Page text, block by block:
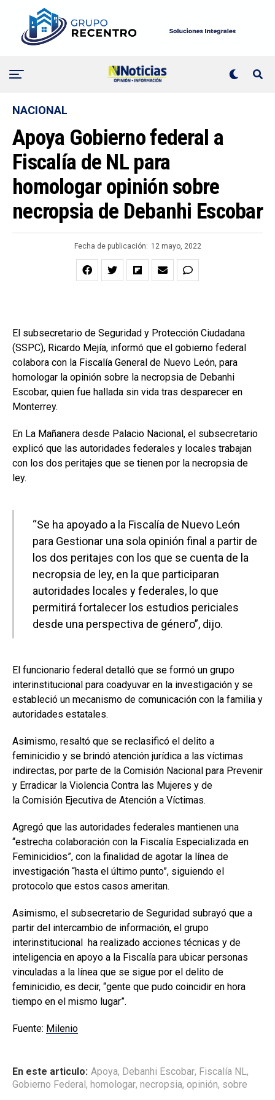
NACIONAL
Apoya Gobierno federal a
Fiscalía de NL para
homologar opinión sobre
necropsia de Debanhi Escobar
Fecha de publicación: 12 mayo, 2022
El subsecretario de Seguridad y Protección Ciudadana
(SSPC), Ricardo Mejía, informó que el gobierno federal
colabora con la Fiscalía General de Nuevo León, para
homologar la opinión sobre la necropsia de Debanhi
Escobar, quien fue hallada sin vida tras desparecer en
Monterrey.
En La Mañanera desde Palacio Nacional, el subsecretario
explicó que las autoridades federales y locales trabajan
con los dos peritajes que se tienen por la necropsia de
ley.
“Se ha apoyado a la Fiscalía de Nuevo León
para Gestionar una sola opinión final a partir de
los dos peritajes con los que se cuenta de la
necropsia de ley, en la que participaran
autoridades locales y federales, lo que
permitirá fortalecer los estudios periciales
desde una perspectiva de género”, dijo.
El funcionario federal detalló que se formó un grupo
interinstitucional para coadyuvar en la investigación y se
estableció un mecanismo de comunicación con la familia y
autoridades estatales.
Asimismo, resaltó que se reclasificó el delito a
feminicidio y se brindó atención jurídica a las víctimas
indirectas, por parte de la Comisión Nacional para Prevenir
y Erradicar la Violencia Contra las Mujeres y de
la Comisión Ejecutiva de Atención a Víctimas.
Agregó que las autoridades federales mantienen una
“estrecha colaboración con la Fiscalía Especializada en
Feminicidios”, con la finalidad de agotar la línea de
investigación “hasta el último punto”, siguiendo el
protocolo que estos casos ameritan.
Asimismo, el subsecretario de Seguridad subrayó que a
partir del intercambio de información, el grupo
interinstitucional ha realizado acciones técnicas y de
inteligencia en apoyo a la Fiscalía para ubicar personas
vinculadas a la línea que se sigue por el delito de
feminicidio, es decir, “gente que pudo coincidir en hora
tiempo en el mismo lugar”.
Fuente: Milenio
En este articulo: Apoya, Debanhi Escobar, Fiscalía NL,
Gobierno Federal , homologar, necropsia, opinión, sobre